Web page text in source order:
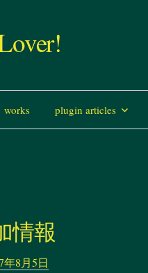
works plugin articles
情報
年8月5日